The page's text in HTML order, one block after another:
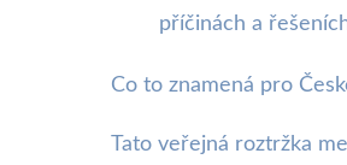
příčinách a
Co to znamená pro
Tato veřejná roztržka